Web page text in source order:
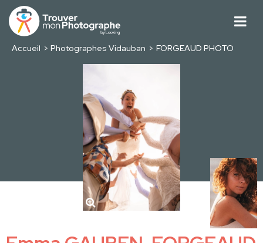
Accueil Photographes Vidauban FORGEAUD PHOTO